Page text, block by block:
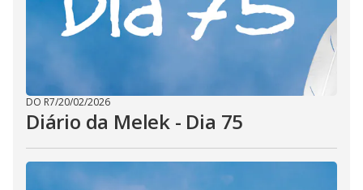
DO R7/20/02/2026
Diário da Melek - Dia 75